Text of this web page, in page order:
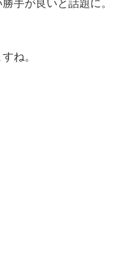
手が良いと話題に。
ね。